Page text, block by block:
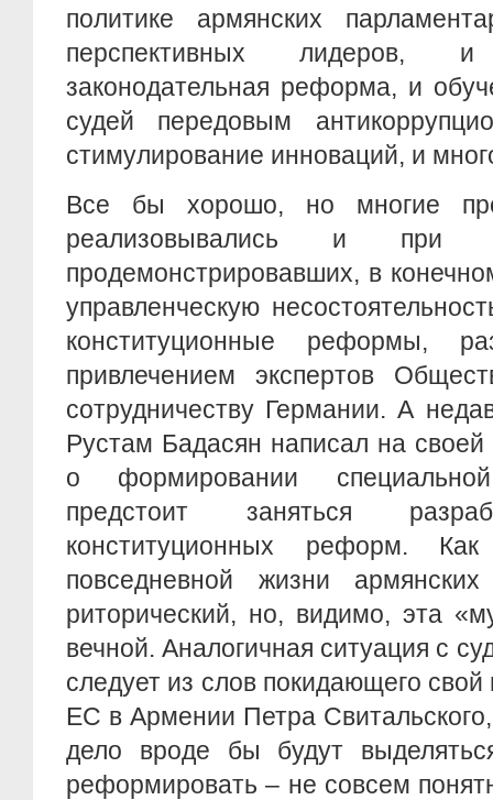
политике армянских
перспективных лидеров, и
законодательная реформа, и
судей передовым
стимулирование инноваций, и
Все бы хорошо, но многие
реализовывались и при
продемонстрировавших, в
управленческую
конституционные реформы,
привлечением экспертов
сотрудничеству Германии. А
Рустам Бадасян написал на
о формировании
предстоит заняться
конституционных реформ.
повседневной жизни
риторический, но, видимо, эта
вечной. Аналогичная ситуация с
следует из слов покидающего свой
ЕС в Армении Петра
дело вроде бы будут
реформировать – не совсем